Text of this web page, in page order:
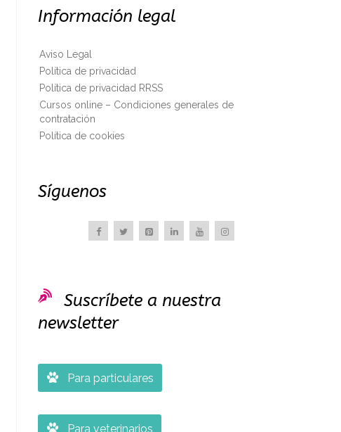
Información legal
Aviso Legal
Política de privacidad
Política de privacidad RRSS
Cursos online – Condiciones generales de
contratación
Política de cookies
Síguenos

Suscríbete a nuestra
newsletter
 Para particulares
 Para veterinarios